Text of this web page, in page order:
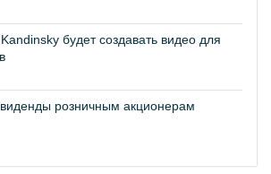
будет создавать видео для
розничным акционерам